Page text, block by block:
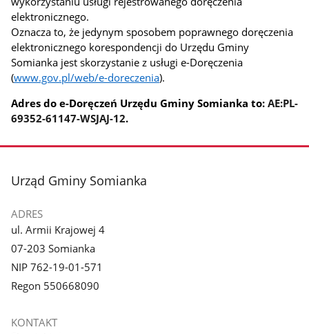
elektronicznego.
Oznacza to, że jedynym sposobem poprawnego doręczenia
elektronicznego korespondencji do Urzędu Gminy
Somianka jest skorzystanie z usługi e-Doręczenia
(www.gov.pl/web/e-doreczenia).
Adres do e-Doręczeń Urzędu Gminy Somianka to: AE:PL-
69352-61147-WSJAJ-12.
stopka
Urząd Gminy Somianka
ADRES
ul. Armii Krajowej 4
07-203 Somianka
NIP 762-19-01-571
Regon 550668090
KONTAKT